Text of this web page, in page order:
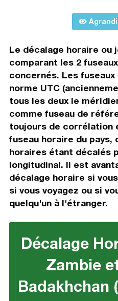
Le décalage horaire ou
comparant les 2
concernés. Les
norme UTC
tous les deux le
comme fuseau de
toujours de corrélation
fuseau horaire du pays,
horaires étant décalés
longitudinal. Il est
décalage horaire si
si vous voyagez ou si
quelqu'un à l'étranger.
Décalage
Zambie
Badakhchan